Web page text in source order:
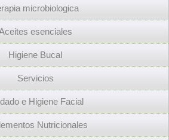
microbiologica
esenciales
Higiene Bucal
Servicios
e Higiene Facial
Nutricionales